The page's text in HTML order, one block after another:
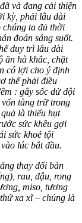
và đang cải thiện
kỳ, phải lâu dài
ta đủ thời
đoán sáng suốt.
duy trì lâu dài
ăn hà khắc, chặt
có lợi cho ý định
thể phải điều
: gây sốc dử dội
tàng trữ trong
là thiếu hụt
sức khêu gợi
sức khoẻ tội
lúc bắt đầu.
thay đổi bản
rau, đậu, rong
miso, tương
xa xĩ – chúng là